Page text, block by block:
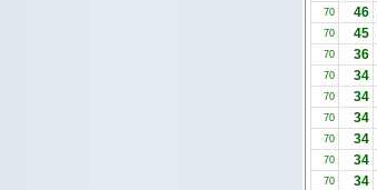
70 46
70 45
70 36
70 34
70 34
70 34
70 34
70 34
70 34